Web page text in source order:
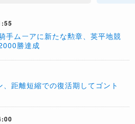
手ムーアに新たな勲章、英平地競
勝達成
、距離短縮での復活期してゴント